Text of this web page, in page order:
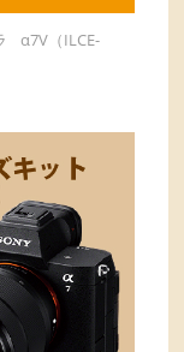
α7V（ILCE-